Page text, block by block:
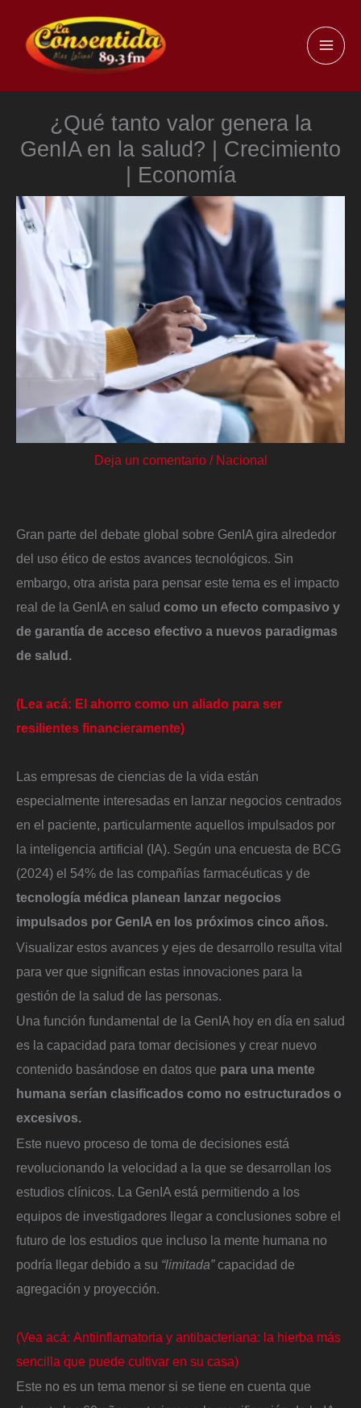
contenido
¿Qué tanto valor genera la
GenIA en la salud? | Crecimiento
| Economía
Deja un comentario / Nacional
Gran parte del debate global sobre GenIA gira alrededor
del uso ético de estos avances tecnológicos. Sin
embargo, otra arista para pensar este tema es el impacto
real de la GenIA en salud como un efecto compasivo y
de garantía de acceso efectivo a nuevos paradigmas
de salud.
(Lea acá: El ahorro como un aliado para ser
resilientes financieramente)
Las empresas de ciencias de la vida están
especialmente interesadas en lanzar negocios centrados
en el paciente, particularmente aquellos impulsados por
la inteligencia artificial (IA). Según una encuesta de BCG
(2024) el 54% de las compañías farmacéuticas y de
tecnología médica planean lanzar negocios
impulsados por GenIA en los próximos cinco años.
Visualizar estos avances y ejes de desarrollo resulta vital
para ver que significan estas innovaciones para la
gestión de la salud de las personas.
Una función fundamental de la GenIA hoy en día en salud
es la capacidad para tomar decisiones y crear nuevo
contenido basándose en datos que para una mente
humana serían clasificados como no estructurados o
excesivos.
Este nuevo proceso de toma de decisiones está
revolucionando la velocidad a la que se desarrollan los
estudios clínicos. La GenIA está permitiendo a los
equipos de investigadores llegar a conclusiones sobre el
futuro de los estudios que incluso la mente humana no
podría llegar debido a su “limitada”capacidad de
agregación y proyección.
(Vea acá: Antiinflamatoria y antibacteriana: la hierba más
sencilla que puede cultivar en su casa)
Este no es un tema menor si se tiene en cuenta que